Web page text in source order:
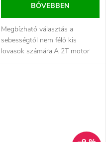
BŐVEBBEN
Megbízható választás a
sebességtől nem félő kis
lovasok számára.A 2T motor
teljesen új koncepciója 60cc-es